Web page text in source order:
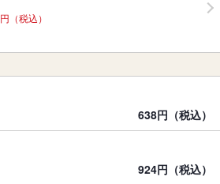
円（税込）
638円（税込）
924円（税込）